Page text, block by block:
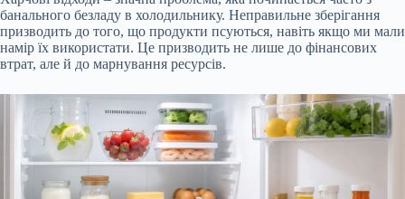
банального безладу в холодильнику. Неправильне зберігання
призводить до того, що продукти псуються, навіть якщо ми мали
намір їх використати. Це призводить не лише до фінансових
втрат, але й до марнування ресурсів.